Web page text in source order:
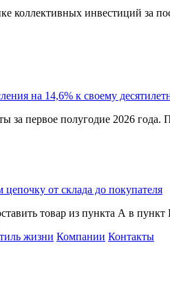
коллективных инвестиций за
на 14,6% к своему
за первое полугодие 2026
цепочку от склада до покупателя
товар из пункта А в
жизни Компании Контакты